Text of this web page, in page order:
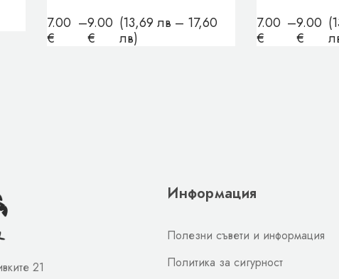
7.00
€
–9.00
€
(13,69 лв – 17,60
лв)
7.00
€
–9.00
€
21
Информация
Полезни съвети и информация
Политика за сигурност